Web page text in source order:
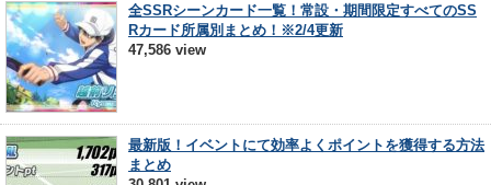
全SSRシーンカード一覧！常設・期間限定すべてのSS
Rカード所属別まとめ！※2/4更新
47,586 view
最新版！イベントにて効率よくポイントを獲得する方法
まとめ